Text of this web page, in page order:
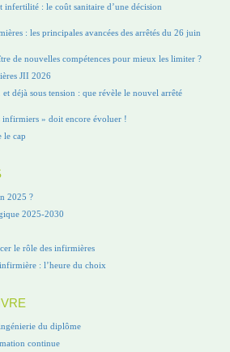
infertilité : le coût sanitaire d’une décision
: les principales avancées des arrêtés du 26 juin
de nouvelles compétences pour mieux les limiter ?
JII 2026
déjà sous tension : que révèle le nouvel arrêté
infirmiers » doit encore évoluer !
le cap
2025 ?
2025-2030
le rôle des infirmières
: l’heure du choix
du diplôme
continue